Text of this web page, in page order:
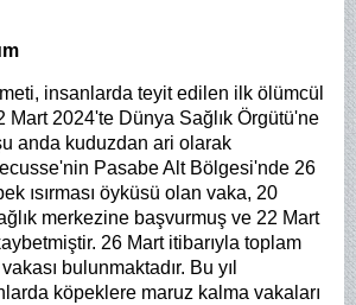
insanlarda teyit edilen ilk ölümcül
Mart 2024'te Dünya Sağlık Örgütü'ne
anda kuduzdan ari olarak
Pasabe Alt Bölgesi'nde 26
ısırması öyküsü olan vaka, 20
merkezine başvurmuş ve 22 Mart
26 Mart itibarıyla toplam
bulunmaktadır. Bu yıl
köpeklere maruz kalma vakaları